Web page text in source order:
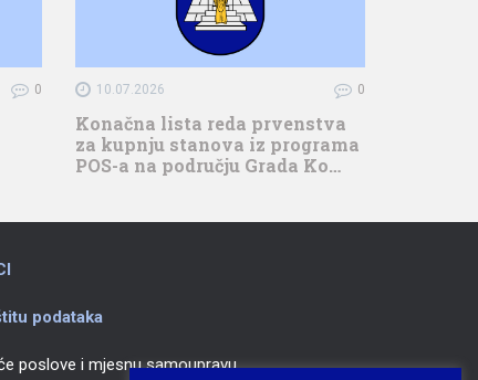
0 10.07.2026 0
Konačna lista reda prvenstva
za kupnju stanova iz programa
POS-a na području Grada Ko…
podataka
poslove i mjesnu samoupravu